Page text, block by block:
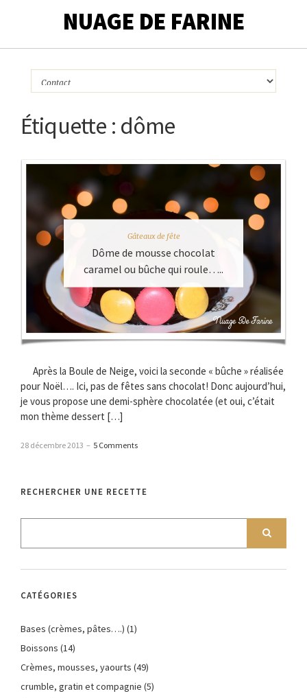
NUAGE DE FARINE
Étiquette : dôme
Gâteaux de fête
Dôme de mousse chocolat
caramel ou bûche qui roule…..
Après la Boule de Neige, voici la seconde « bûche » réalisée
pour Noël…. Ici, pas de fêtes sans chocolat! Donc aujourd’hui,
je vous propose une demi-sphère chocolatée (et oui, c’était
mon thème dessert […]
28 décembre 2013 – 5 Comments
RECHERCHER UNE RECETTE
CATÉGORIES
Bases (crèmes, pâtes….) (1)
Boissons (14)
Crèmes, mousses, yaourts (49)
crumble, gratin et compagnie (5)